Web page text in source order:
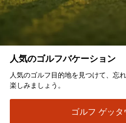
人気のゴルフバケーション
人気のゴルフ目的地を見つけて、忘
楽しみましょう。
ゴルフ ゲッタ